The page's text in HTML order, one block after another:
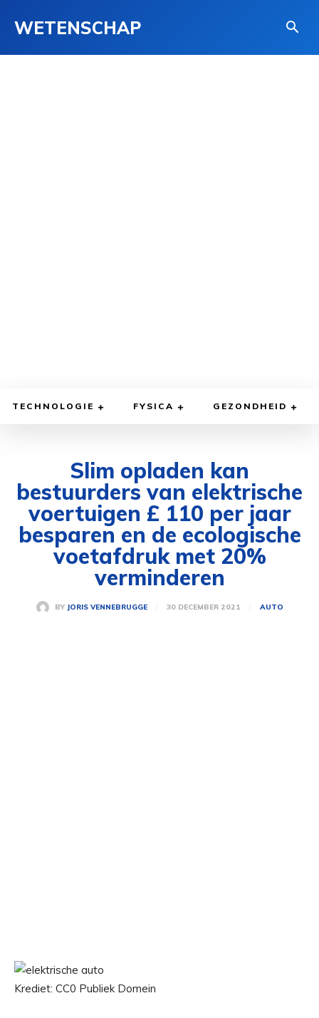
WETENSCHAP
TECHNOLOGIE FYSICA GEZONDHEID
Slim opladen kan
bestuurders van elektrische
voertuigen £ 110 per jaar
besparen en de ecologische
voetafdruk met 20%
verminderen
BY JORIS VENNEBRUGGE 30 DECEMBER 2021 AUTO
Krediet: CC0 Publiek Domein